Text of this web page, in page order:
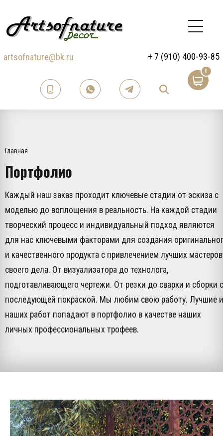
artsofnature@bk.ru + 7 (910) 400-93-85
0
Главная
Портфолио
Каждый наш заказ проходит ключевые стадии от эскиза с
моделью до воплощения в реальность. На каждой стадии
творческий процесс и индивидуальный подход являются
для нас ключевыми факторами для создания
и качественного продукта с привлечением лучших мастеров
своего дела. От визуализатора до технолога,
подготавливающего чертежи. От резки до сварки и сборки с
последующей покраской. Мы любим свою работу. Лучшие
наших работ попадают в портфолио в качестве наших
личных профессиональных трофеев.